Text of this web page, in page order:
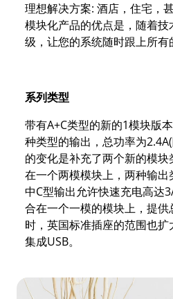
理想解决方案: 酒店，住宅，
模块化产品的优点是，随着
级，让您的系统随时跟上所有
系列类型
带有A+C类型的新的1模块版
种类型的输出，总功率为
的变化是补充了两个新的模块
在一个两模模块上，两种输
中C型输出允许快速充电高达
合在一个一模的模块上，提
时，英国标准插座的范围也
集成USB。